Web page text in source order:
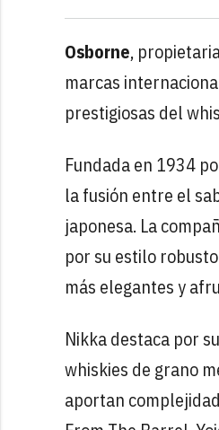
Osborne,
marcas
prestigiosas del
Fundada en 1934
la fusión entre el
japonesa. La
por su estilo
más elegantes y
Nikka destaca por su
whiskies de grano
aportan